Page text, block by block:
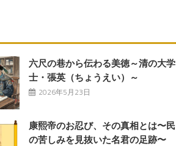
六尺の巷から伝わる美徳～清の大学
士・張英（ちょうえい）～
2026年5月23日
康熙帝のお忍び、その真相とは〜民
の苦しみを見抜いた名君の足跡〜